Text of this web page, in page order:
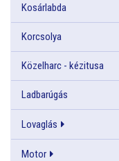
Kosárlabda
Korcsolya
Közelharc - kézitusa
Ladbarúgás
Lovaglás
Motor